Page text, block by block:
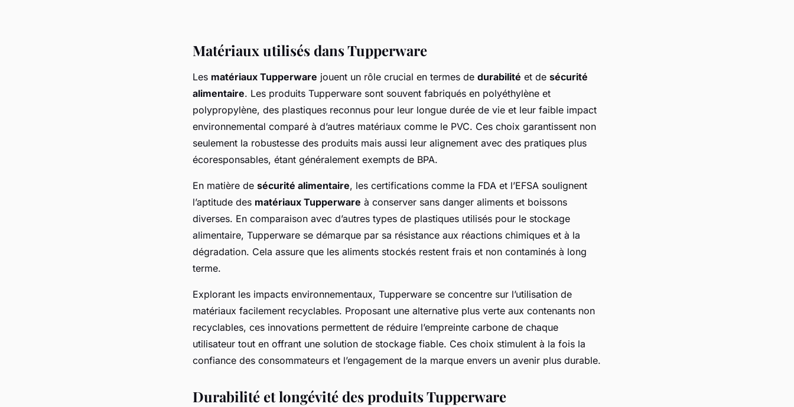
Matériaux utilisés dans Tupperware
Les matériaux Tupperware jouent un rôle crucial en termes de durabilité et de sécurité
alimentaire. Les produits Tupperware sont souvent fabriqués en polyéthylène et
polypropylène, des plastiques reconnus pour leur longue durée de vie et leur faible impact
environnemental comparé à d’autres matériaux comme le PVC. Ces choix garantissent non
seulement la robustesse des produits mais aussi leur alignement avec des pratiques plus
écoresponsables, étant généralement exempts de BPA.
En matière de sécurité alimentaire, les certifications comme la FDA et l’EFSA soulignent
l’aptitude des matériaux Tupperware à conserver sans danger aliments et boissons
diverses. En comparaison avec d’autres types de plastiques utilisés pour le stockage
alimentaire, Tupperware se démarque par sa résistance aux réactions chimiques et à la
dégradation. Cela assure que les aliments stockés restent frais et non contaminés à long
terme.
Explorant les impacts environnementaux, Tupperware se concentre sur l’utilisation de
matériaux facilement recyclables. Proposant une alternative plus verte aux contenants non
recyclables, ces innovations permettent de réduire l’empreinte carbone de chaque
utilisateur tout en offrant une solution de stockage fiable. Ces choix stimulent à la fois la
confiance des consommateurs et l’engagement de la marque envers un avenir plus durable.
Durabilité et longévité des produits Tupperware